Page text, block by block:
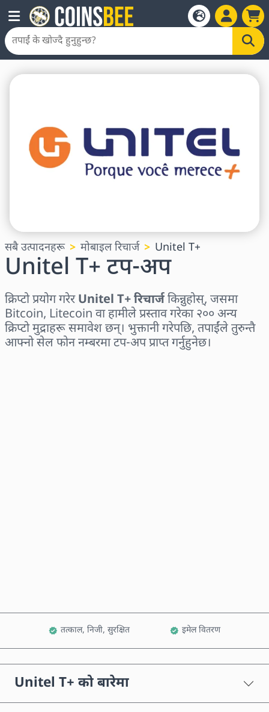
सबै उत्पादनहरू मोबाइल रिचार्ज Unitel T+
Unitel T+ टप-अप
क्रिप्टो प्रयोग गरेरUnitel T+ रिचार्जकिन्नुहोस्, जसमा
Bitcoin, Litecoin वा हामीले प्रस्ताव गरेका २०० अन्य
क्रिप्टो मुद्राहरू समावेश छन्। भुक्तानी गरेपछि, तपाईंले तुरुन्तै
आफ्नो सेल फोन नम्बरमा टप-अप प्राप्त गर्नुहुनेछ।
तत्काल, निजी, सुरक्षित इमेल वितरण
Unitel T+ को बारेमा